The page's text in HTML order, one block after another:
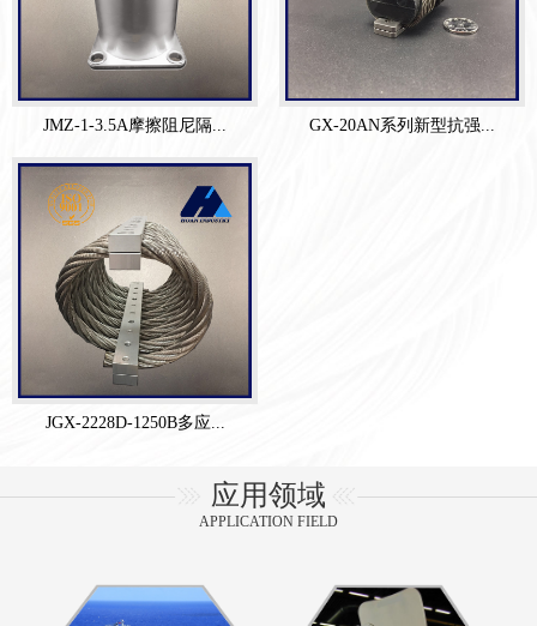
JMZ-1-3.5A摩擦阻尼隔... GX-20AN系列新型抗强...
JGX-2228D-1250B多应...
应用领域
APPLICATION FIELD